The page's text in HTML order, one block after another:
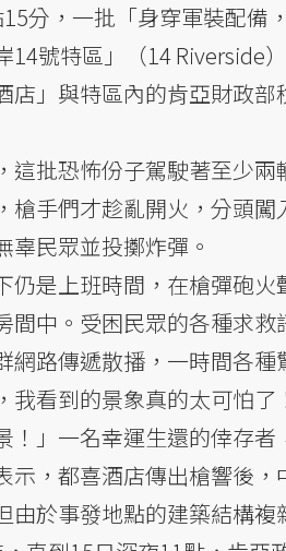
分，一批「身穿軍裝配備
14號特區」（14 Riverside
店」與特區內的肯亞財政
這批恐怖份子駕駛著至少
槍手們才趁亂開火，分頭
辜民眾並投擲炸彈。
仍是上班時間，在槍彈砲
間中。受困民眾的各種
網路傳遞散播，一時間各種
我看到的景象真的太可怕
！」一名幸運生還的倖存者
示，都喜酒店傳出槍響後
由於事發地點的建築結構